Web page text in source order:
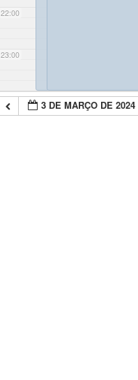
22:00
23:00
3 DE MARÇO DE 2024